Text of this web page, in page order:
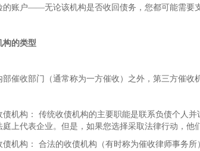
的账户——无论该机构是否收回债务，您都可能需要
构的类型
部催收部门（通常称为一方催收）之外，第三方催收
债机构： 传统收债机构的主要职能是联系负债个人
庭上代表企业。但是，如果您选择采取法律行动，他
债机构： 合法的收债机构（有时称为催收律师事务